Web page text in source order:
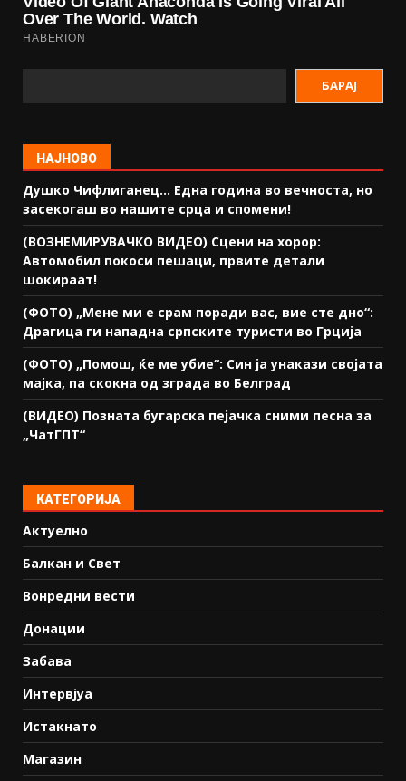
БАРАЈ
НАЈНОВО
Душко Чифлиганец… Eдна година во вечноста, но
засекогаш во нашите срца и спомени!
(ВОЗНЕМИРУВАЧКО ВИДЕО) Сцени на хорор:
Автомобил покоси пешаци, првите детали
шокираат!
(ФОТО) „Мене ми е срам поради вас, вие сте дно“:
Драгица ги нападна српските туристи во Грција
(ФОТО) „Помош, ќе ме убие“: Син ја унакази својата
мајка, па скокна од зграда во Белград
(ВИДЕО) Позната бугарска пејачка сними песна за
„ЧатГПТ“
КАТЕГОРИЈА
Актуелно
Балкан и Свет
Вонредни вести
Донации
Забава
Интервјуа
Истакнато
Магазин